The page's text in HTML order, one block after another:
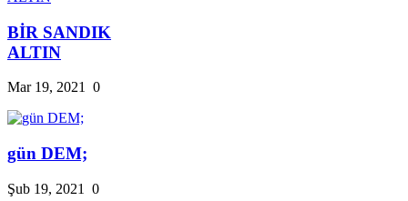
BİR SANDIK
ALTIN
Mar 19, 2021 0
gün DEM;
Şub 19, 2021 0